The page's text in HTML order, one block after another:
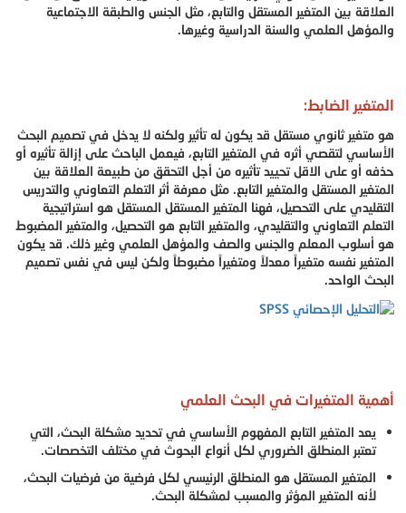
العلاقة بين المتغير المستقل والتابع، مثل الجنس والطبقة الاجتماعية
والمؤهل العلمي والسنة الدراسية وغيرها.
المتغير الضابط:
هو متغير ثانوي مستقل قد يكون له تأثير ولكنه لا يدخل في تصميم البحث
الأساسي لتقصي أثره في المتغير التابع، فيعمل الباحث على إزالة تأثيره أو
حذفه أو على الاقل تحييد تأثيره من أجل التحقق من طبيعة العلاقة بين
المتغير المستقل والمتغير التابع. مثل معرفة أثر التعلم التعاوني والتدريس
التقليدي على التحصيل، فهنا المتغير المستقل المستقل هو استراتيجية
التعلم التعاوني والتقليدي، والمتغير التابع هو التحصيل، والمتغير المضبوط
هو أسلوب المعلم والجنس والصف والمؤهل العلمي وغير ذلك. قد يكون
المتغير نفسه متغيراً معدلاً ومتغيراً مضبوطاً ولكن ليس في نفس تصميم
البحث الواحد.
أهمية المتغيرات في البحث العلمي
يعد المتغير التابع المفهوم الأساسي في تحديد مشكلة البحث، التي
تعتبر المنطلق الضروري لكل أنواع البحوث في مختلف التخصصات.
المتغير المستقل هو المنطلق الرئيسي لكل فرضية من فرضيات البحث،
لأنه المتغير المؤثر والمسبب لمشكلة البحث.